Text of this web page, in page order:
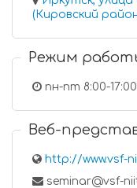
Режим
пн-пт 8:00-17:00
Веб-
http://www.vsf-
seminar@vsf-